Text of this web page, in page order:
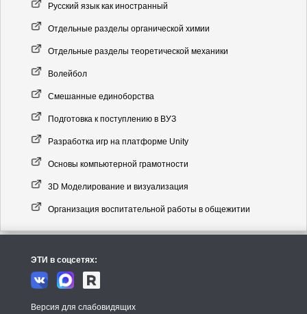
Русский язык как иностранный
Отдельные разделы органической химии
Отдельные разделы теоретической механики
Волейбол
Смешанные единоборства
Подготовка к поступлению в ВУЗ
Разработка игр на платформе Unity
Основы компьютерной грамотности
3D Моделирование и визуализация
Организация воспитательной работы в общежитии
ЭТИ в соцсетях:
Версия для слабовидящих